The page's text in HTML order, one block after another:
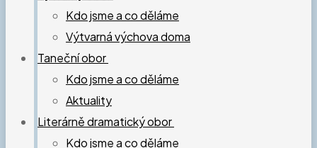
Kdo jsme a co děláme
Výtvarná výchova doma
Taneční obor
Kdo jsme a co děláme
Aktuality
Literárně dramatický obor
Kdo jsme a co děláme